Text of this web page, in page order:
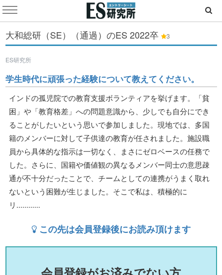
大和総研（SE）（通過）のES 2022卒 3
ES研究所
学生時代に頑張った経験について教えてください。
インドの孤児院での教育支援ボランティアを挙げます。「貧
困」や「教育格差」への問題意識から、少しでも自分にでき
ることがしたいという思いで参加しました。現地では、多国
籍のメンバーに対して子供達の教育が任されました。施設職
員から具体的な指示は一切なく、まさにゼロベースの任務で
した。さらに、国籍や価値観の異なるメンバー同士の意思疎
通が不十分だったことで、チームとしての連携がうまく取れ
ないという困難が生じました。そこで私は、積極的に
リ............
この先は会員登録後にお読み頂けます